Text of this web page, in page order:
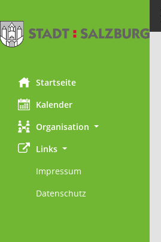
Startseite
Kalender
Organisation
Links
Impressum
Datenschutz